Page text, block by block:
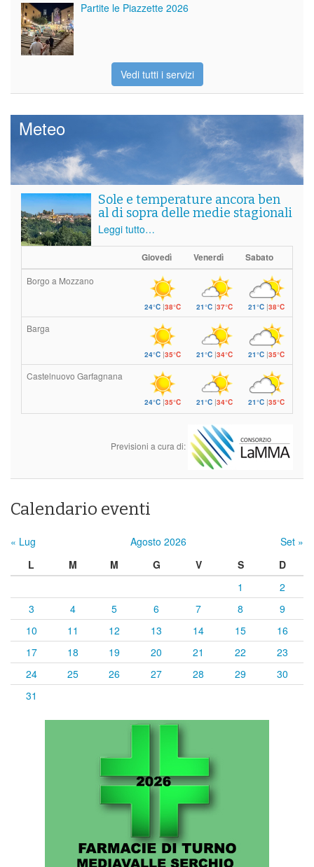
Partite le Piazzette 2026
Vedi tutti i servizi
Meteo
Sole e temperature ancora ben
al di sopra delle medie stagionali
Leggi tutto…
Giovedì Venerdì Sabato
Borgo a Mozzano
24°C |38°C 21°C |37°C 21°C |38°C
Barga
24°C |35°C 21°C |34°C 21°C |35°C
Castelnuovo Garfagnana
24°C |35°C 21°C |34°C 21°C |35°C
Previsioni a cura di:
Calendario eventi
« Lug Agosto 2026
Set »
L
M M G V S
D
1
2
3
4 5 6 7 8
9
10
11 12 13 14 15
16
17
18 19 20 21 22
23
24
25 26 27 28 29
30
31